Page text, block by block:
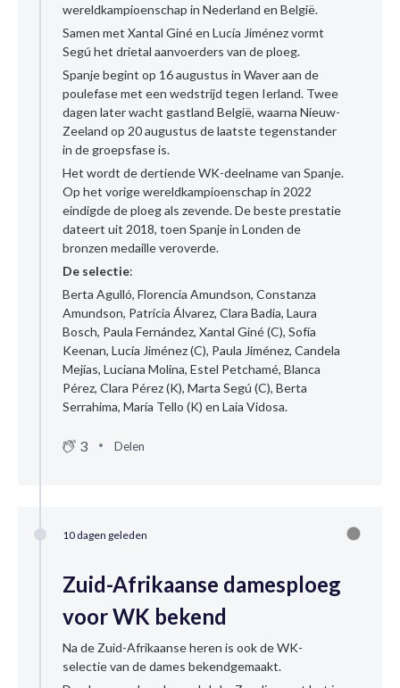
wereldkampioenschap in Nederland en België.
Samen met Xantal Giné en Lucía Jiménez vormt
Segú het drietal aanvoerders van de ploeg.
Spanje begint op 16 augustus in Waver aan de
poulefase met een wedstrijd tegen Ierland. Twee
dagen later wacht gastland België, waarna Nieuw-
Zeeland op 20 augustus de laatste tegenstander
in de groepsfase is.
Het wordt de dertiende WK-deelname van Spanje.
Op het vorige wereldkampioenschap in 2022
eindigde de ploeg als zevende. De beste prestatie
dateert uit 2018, toen Spanje in Londen de
bronzen medaille veroverde.
De selectie:
Berta Agulló, Florencia Amundson, Constanza
Amundson, Patricia Álvarez, Clara Badia, Laura
Bosch, Paula Fernández, Xantal Giné (C), Sofía
Keenan, Lucía Jiménez (C), Paula Jiménez, Candela
Mejías, Luciana Molina, Estel Petchamé, Blanca
Pérez, Clara Pérez (K), Marta Segú (C), Berta
Serrahima, María Tello (K) en Laia Vidosa.
3 Delen
10 dagen geleden
Zuid-Afrikaanse damesploeg
voor WK bekend
Na de Zuid-Afrikaanse heren is ook de WK-
selectie van de dames bekendgemaakt.